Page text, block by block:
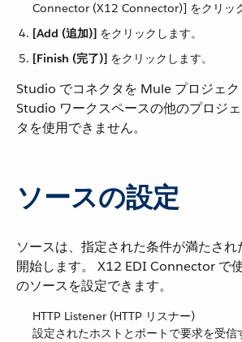
Connector (X12 Connector)] をクリック
[Add (追加)] ​ をクリックします。
[Finish (完了)] ​ をクリックします。
Studio でコネクタを Mule プロジェク
Studio ワークスペースの他のプロジ
タを使用できません。
ソースの設定
ソースは、指定された条件が満たさ
開始します。 X12 EDI Connector で
のソースを設定できます。
HTTP Listener (HTTP リスナー)
設定されたホストとポートで要求を受信